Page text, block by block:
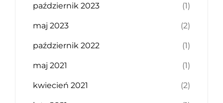
październik 2023 (1)
maj 2023 (2)
październik 2022 (1)
maj 2021 (1)
kwiecień 2021 (2)